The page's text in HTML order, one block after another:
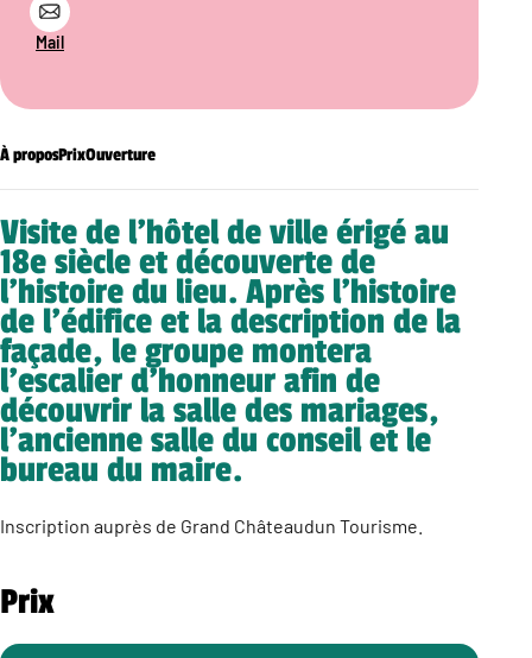
Mail
À proposPrixOuverture
Visite de l’hôtel de ville érigé au
18e siècle et découverte de
l’histoire du lieu. Après l’histoire
de l’édifice et la description de la
façade, le groupe montera
l’escalier d’honneur afin de
découvrir la salle des mariages,
l’ancienne salle du conseil et le
bureau du maire.
Inscription auprès de Grand Châteaudun Tourisme.
Prix